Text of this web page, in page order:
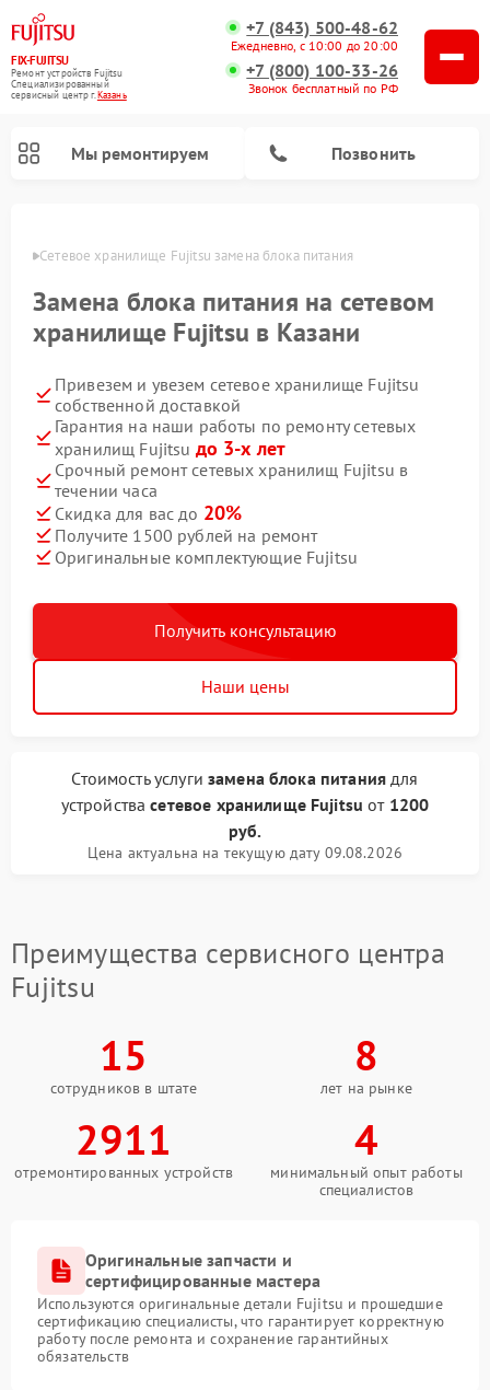
FIX-FUJITSU
Ремонт устройств Fujitsu
Специализированный
cервисный центр г.Казань
+7 (843) 500-48-62
Ежедневно, с 10:00 до 20:00
+7 (800) 100-33-26
Звонок бесплатный по РФ
Мы ремонтируем Позвонить
Сетевое хранилище Fujitsu замена блока питания
Замена блока питания на сетевом
хранилище Fujitsu в Казани
Привезем и увезем сетевое хранилище Fujitsu
собственной доставкой
Гарантия на наши работы по ремонту сетевых
хранилищ Fujitsu до 3-х лет
Срочный ремонт сетевых хранилищ Fujitsu в
течении часа
Скидка для вас до 20%
Получите 1500 рублей на ремонт
Оригинальные комплектующие Fujitsu
Получить консультацию
Наши цены
Стоимость услуги замена блока питаниядля
устройствасетевое хранилище Fujitsu от 1200
руб.
Цена актуальна на текущую дату 09.08.2026
Преимущества сервисного центра
Fujitsu
15
сотрудников в штате
8
лет на рынке
2911
отремонтированных устройств
4
минимальный опыт работы
специалистов
Оригинальные запчасти и
сертифицированные мастера
Используются оригинальные детали Fujitsu и прошедшие
сертификацию специалисты, что гарантирует корректную
работу после ремонта и сохранение гарантийных
обязательств